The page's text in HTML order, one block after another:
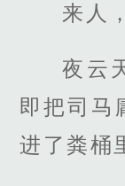
来人
夜云
即把司马
进了粪桶